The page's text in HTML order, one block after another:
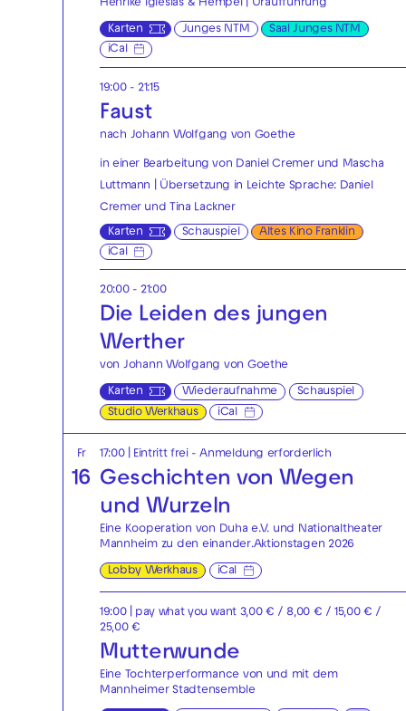
Henrike Iglesias & Hempel | Uraufführung
Karten Junges NTM
Saal Junges NTM
iCal
19:00 - 21:15
Faust
nach Johann Wolfgang von Goethe
in einer Bearbeitung von Daniel Cremer und Mascha
Luttmann | Übersetzung in Leichte Sprache: Daniel
Cremer und Tina Lackner
Karten Schauspiel
Altes Kino Franklin
iCal
20:00 - 21:00
Die Leiden des jungen
Werther
von Johann Wolfgang von Goethe
Karten Wiederaufnahme
Schauspiel
Studio Werkhaus
iCal
Fr
16
17:00| Eintritt frei - Anmeldung erforderlich
Geschichten von Wegen
und Wurzeln
Eine Kooperation von Duha e.V. und Nationaltheater
Mannheim zu den einander.Aktionstagen 2026
Lobby Werkhaus iCal
19:00
| pay what you want 3,00 € / 8,00 € / 15,00 € /
25,00 €
Mutterwunde
Eine Tochterperformance von und mit dem
Mannheimer Stadtensemble